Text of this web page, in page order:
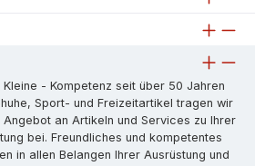
- Kompetenz seit über 50 Jahren
Sport- und Freizeitartikel tragen wir
an Artikeln und Services zu Ihrer
bei. Freundliches und kompetentes
in allen Belangen Ihrer Ausrüstung und